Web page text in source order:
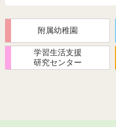
附属幼稚園
学習生活支援
研究センター